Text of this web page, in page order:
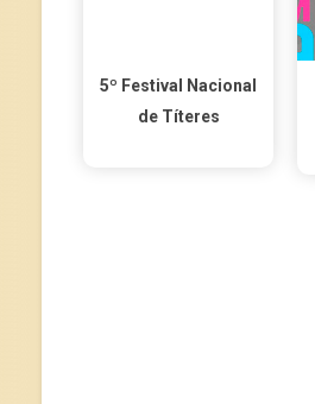
5º Festival Nacional
de Títeres